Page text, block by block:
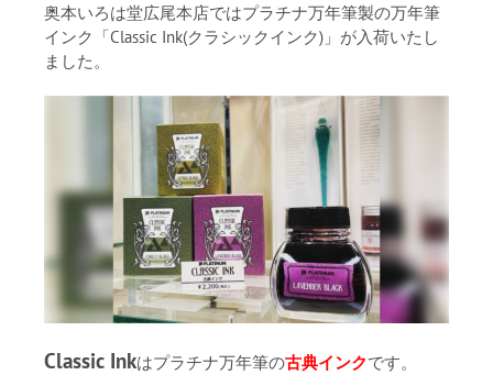
奥本いろは堂広尾本店ではプラチナ万年筆製の万年筆
インク「Classic Ink(クラシックインク)」が入荷いたし
ました。
Classic Inkはプラチナ万年筆の古典インクです。